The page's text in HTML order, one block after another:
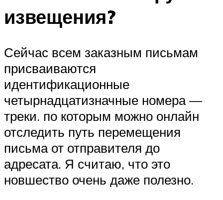
извещения?
Сейчас всем заказным письмам
присваиваются
идентификационные
четырнадцатизначные номера —
треки. по которым можно онлайн
отследить путь перемещения
письма от отправителя до
адресата. Я считаю, что это
новшество очень даже полезно.